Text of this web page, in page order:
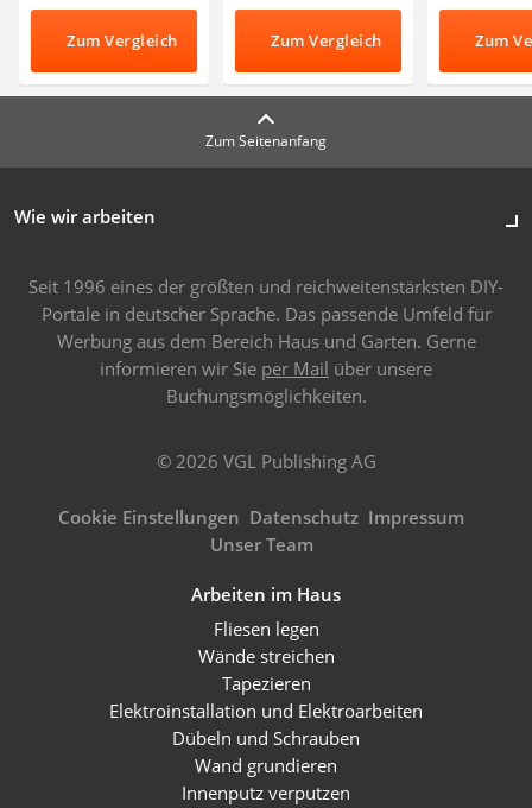
Zum Vergleich Zum Vergleich Zum
Zum Seitenanfang
Wie wir arbeiten
Seit 1996 eines der größten und reichweitenstärksten DIY-
Portale in deutscher Sprache. Das passende Umfeld für
Werbung aus dem Bereich Haus und Garten. Gerne
informieren wir Sie per Mail über unsere
Buchungsmöglichkeiten.
© 2026 VGL Publishing AG
Cookie Einstellungen Datenschutz Impressum
Unser Team
Arbeiten im Haus
Fliesen legen
Wände streichen
Tapezieren
Elektroinstallation und Elektroarbeiten
Dübeln und Schrauben
Wand grundieren
Innenputz verputzen